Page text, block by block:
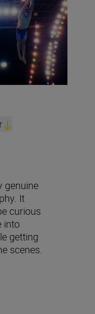
genuine
It
curious
into
getting
scenes.